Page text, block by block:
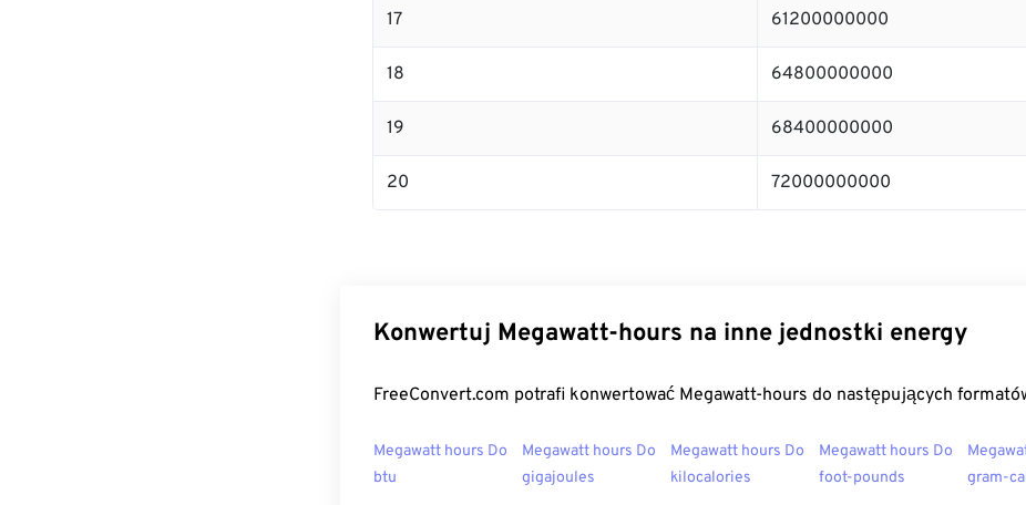
17 61200000000
18 64800000000
19 68400000000
20 72000000000
Konwertuj Megawatt-hours na inne jednostki energy
FreeConvert.com potrafi konwertować Megawatt-hours do następujących
Megawatt hours Do
btu
Megawatt hours Do
gigajoules
Megawatt hours Do
kilocalories
Megawatt hours Do
foot-pounds
gram-